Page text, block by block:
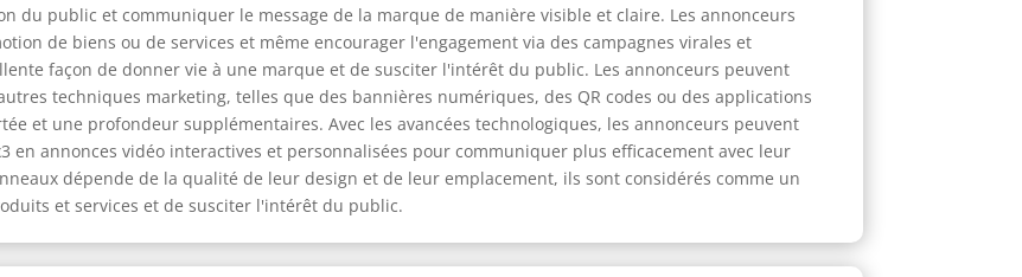
du public et communiquer le message de la marque de manière visible et claire. Les annonceurs
de biens ou de services et même encourager l'engagement via des campagnes virales et
façon de donner vie à une marque et de susciter l'intérêt du public. Les annonceurs peuvent
techniques marketing, telles que des bannières numériques, des QR codes ou des applications
et une profondeur supplémentaires. Avec les avancées technologiques, les annonceurs peuvent
en annonces vidéo interactives et personnalisées pour communiquer plus efficacement avec leur
dépende de la qualité de leur design et de leur emplacement, ils sont considérés comme un
et services et de susciter l'intérêt du public.